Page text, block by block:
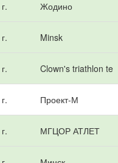
Жодино
Minsk
Clown's triathlon te
Проект-М
МГЦОР АТЛЕТ